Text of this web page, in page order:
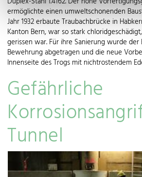
ermöglichte einen umweltschonenden
Jahr 1932 erbaute Traubachbrücke in
Kanton Bern, war so stark
gerissen war. Für ihre Sanierung wurde der
Bewehrung abgetragen und die neue
Innenseite des Trogs mit nichtrostendem
Gefährliche
Tunnel